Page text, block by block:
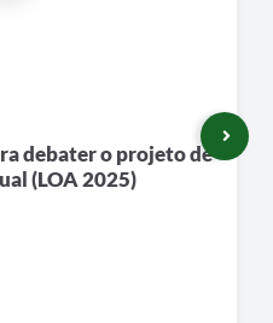
debater o projeto de
(LOA 2025)